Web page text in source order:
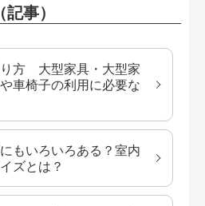
事）
り方 大型家具・大型家
車椅子の利用に必要な
もいろいろある？室内
ズとは？